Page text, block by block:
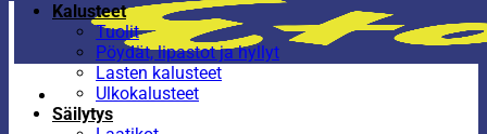
Kalusteet
Tuolit
Pöydät, lipastot ja hyllyt
Lasten kalusteet
Ulkokalusteet
Säilytys